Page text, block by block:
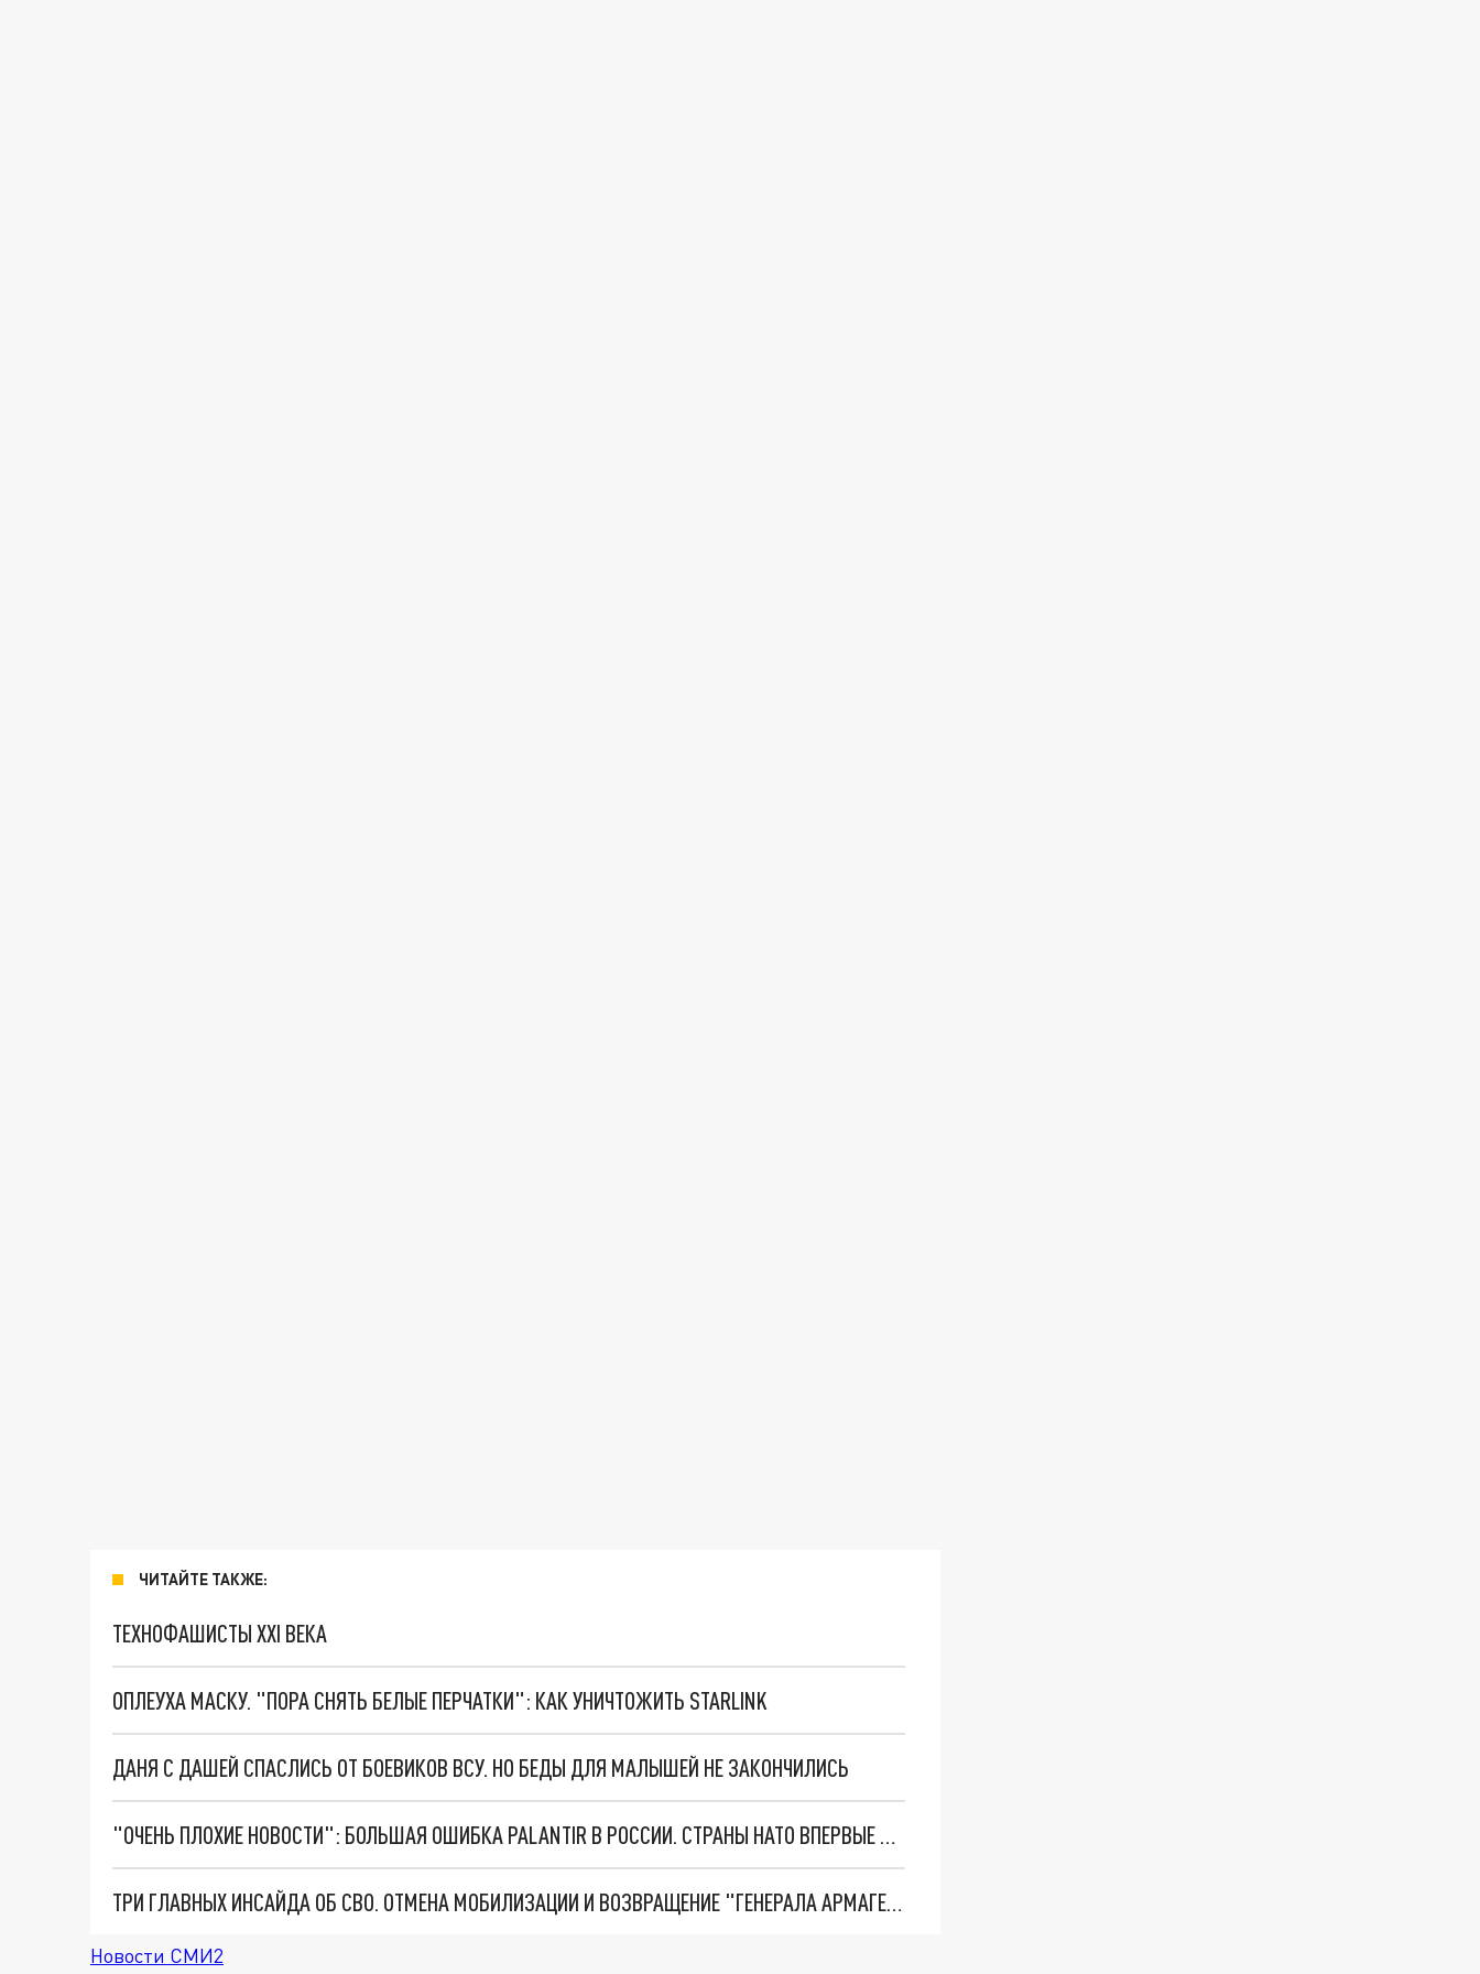
ЧИТАЙТЕ ТАКЖЕ:
ТЕХНОФАШИСТЫ XXI ВЕКА
ОПЛЕУХА МАСКУ. "ПОРА СНЯТЬ БЕЛЫЕ ПЕРЧАТКИ": КАК УНИЧТОЖИТЬ STARLINK
ДАНЯ С ДАШЕЙ СПАСЛИСЬ ОТ БОЕВИКОВ ВСУ. НО БЕДЫ ДЛЯ МАЛЫШЕЙ НЕ ЗАКОНЧИЛИСЬ
"ОЧЕНЬ ПЛОХИЕ НОВОСТИ": БОЛЬШАЯ ОШИБКА PALANTIR В РОССИИ. СТРАНЫ НАТО ВПЕРВЫЕ ЗА СВО ОСТАНОВИЛИ ПОСТАВКИ ОРУЖИЯ. ВСУ ТЕРЯЮТ ПРИГРАНИЧЬЕ?
ТРИ ГЛАВНЫХ ИНСАЙДА ОБ СВО. ОТМЕНА МОБИЛИЗАЦИИ И ВОЗВРАЩЕНИЕ "ГЕНЕРАЛА АРМАГЕДДОНА"? ОТЛИЧНЫЕ НОВОСТИ, КОТОРЫЕ ЖДАЛИ ВСЕ
Новости СМИ2